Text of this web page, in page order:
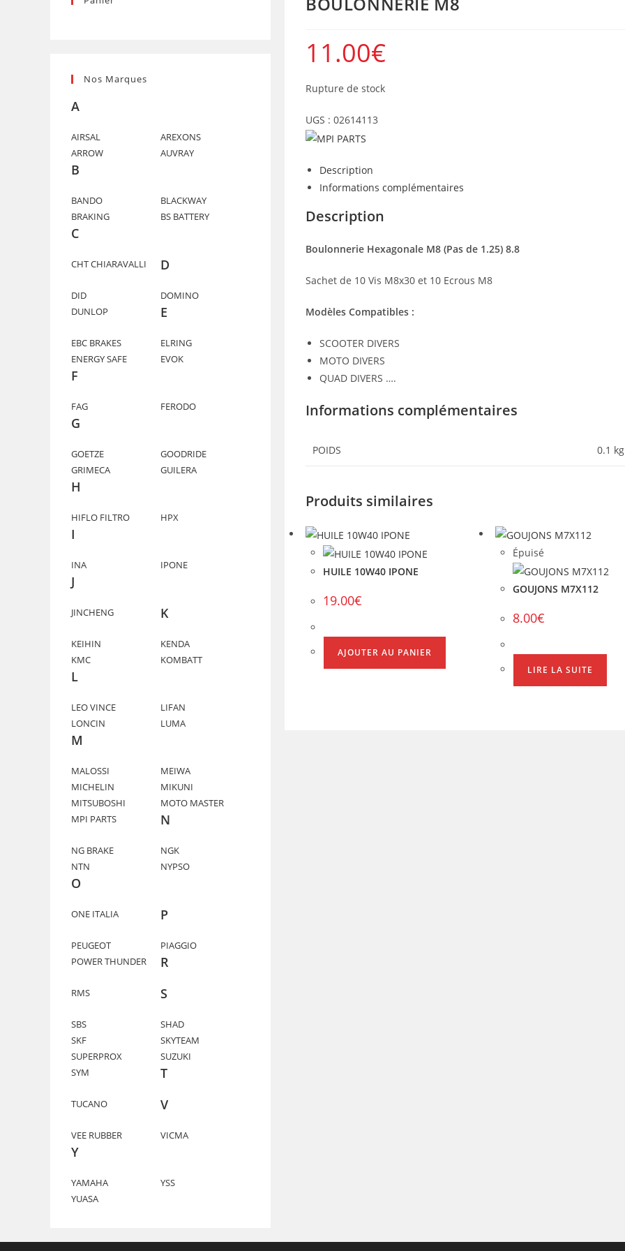
11.00€
Rupture de stock
UGS : 02614113
Description
Informations complémentaires
Description
Boulonnerie Hexagonale M8 (Pas de 1.25) 8.8
Sachet de 10 Vis M8x30 et 10 Ecrous M8
Modèles Compatibles :
SCOOTER DIVERS
MOTO DIVERS
QUAD DIVERS ….
Informations complémentaires
POIDS 0.1 kg
Produits similaires
HUILE 10W40 IPONE
19.00€
AJOUTER AU PANIER
Épuisé
GOUJONS M7X112
8.00€
LIRE LA SUITE
Nos Marques
A
AIRSAL
AREXONS
ARROW
AUVRAY
B
BANDO
BLACKWAY
BRAKING
BS BATTERY
C
CHT CHIARAVALLI D
DID
DOMINO
DUNLOP
E
EBC BRAKES
ELRING
ENERGY SAFE
EVOK
F
FAG FERODO
G
GOETZE
GOODRIDE
GRIMECA
GUILERA
H
HIFLO FILTRO HPX
I
INA IPONE
J
JINCHENG K
KEIHIN
KENDA
KMC
KOMBATT
L
LEO VINCE
LIFAN
LONCIN
LUMA
M
MALOSSI
MEIWA
MICHELIN
MIKUNI
MITSUBOSHI
MOTO MASTER
MPI PARTS
N
NG BRAKE
NGK
NTN
NYPSO
O
ONE ITALIA P
PEUGEOT
PIAGGIO
POWER THUNDER
R
RMS S
SBS
SHAD
SKF
SKYTEAM
SUPERPROX
SUZUKI
SYM
T
TUCANO V
VEE RUBBER VICMA
Y
YAMAHA
YSS
YUASA